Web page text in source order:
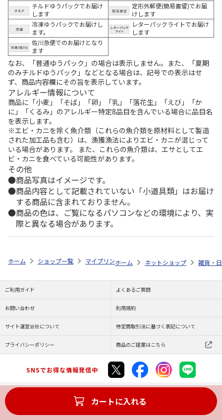
チルドゆうパックでお届け
します
定形外郵便(簡易書留)でお届
けします
冷凍ゆうパックでお届けし
ます。
レターパックライトでお届け
します
佐川急便でのお届けとなり
ます
なお、「普通ゆうパック」の場合は表示しません。また、「夏期
のみチルドゆうパック」などとなる場合は、記号での表示はせ
ず、商品内容欄にその旨を表示しています。
アレルギー情報について
商品に「小麦」「そば」「卵」「乳」「落花生」「えび」「か
に」「くるみ」のアレルギー特定8品目を含んでいる場合に品目名
を表示します。
※エビ・カニを除く魚介類（これらの魚介類を原材料として製造
された加工品も含む）は、漁獲漁法によりエビ・カニが混じって
いる場合があります。 また、これらの魚介類は、エサとしてエ
ビ・カニを食べている可能性があります。
その他
商品写真はイメージです。
商品内容として記載されていない「小道具類」はお届け
する商品に含まれておりません。
商品の色は、ご覧になるパソコンなどの環境により、実
際と異なる場合があります。
カートに入れる
ホーム ショップ一覧 マイプリント シルエットプレート【柴犬
ホーム ネットショップ 雑貨・
ご利用ガイド よくあるご質問
お問い合わせ 利用規約
サイト運営会社について 特定商取引法に基づく表記について
プライバシーポリシー 商品のご提案はこちら
SNSでお得な情報発信中